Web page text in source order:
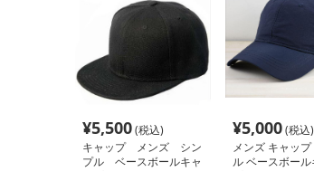
¥5,500(税込)
キャップ メンズ シン
プル ベースボールキャ
¥5,000(税込)
メンズ キャッ
ル ベースボール